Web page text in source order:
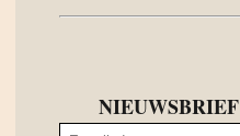
NIEUWSBRIEF